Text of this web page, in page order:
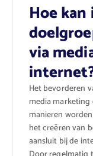
Hoe
via
Het bevorderen
media
manieren
het creëren van
aansluit bij de